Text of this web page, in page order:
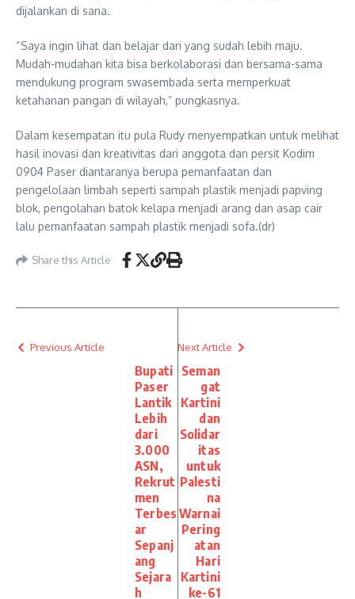
dijalankan di sana.
“Saya ingin lihat dan belajar dari yang sudah lebih maju.
Mudah-mudahan kita bisa berkolaborasi dan bersama-sama
mendukung program swasembada serta memperkuat
ketahanan pangan di wilayah,” pungkasnya.
Dalam kesempatan itu pula Rudy menyempatkan untuk melihat
hasil inovasi dan kreativitas dari anggota dan persit Kodim
0904 Paser diantaranya berupa pemanfaatan dan
pengelolaan limbah seperti sampah plastik menjadi papving
blok, pengolahan batok kelapa menjadi arang dan asap cair
lalu pemanfaatan sampah plastik menjadi sofa.(dr)
Share this Article
Previous Article
Bupati
Paser
Lantik
Lebih
dari
3.000
ASN,
Rekrut
men
Terbes
ar
Sepanj
ang
Sejara
h
Next Article
Seman
gat
Kartini
dan
Solidar
itas
untuk
Palesti
na
Warnai
Pering
atan
Hari
Kartini
ke-61